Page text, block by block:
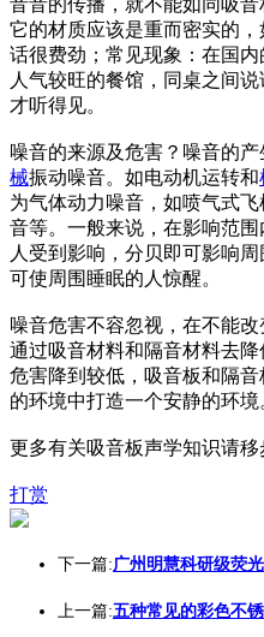
音音的传播，就不能如同吸
它的材质应该是重而密实的，
话很费劲；常见现象：在国
人气较旺的餐馆，同桌之间
才听得见。
噪音的来源及危害？噪音的
械振动噪音。如电动机运转和
为气体动力噪音，如喷气式
音等。一般来说，在影响范
人受到影响，分贝即可影响
可使周围睡眠的人惊醒。
噪音危害不容忽视，在不能
通过吸音材料和隔音材料去
危害降到较低，吸音板和隔
的环境中打造一个安静的环境
更多有关吸音板声学知识请移
打赏
下一篇:广州明慧科研级荧
上一篇:五种常见的彩色不